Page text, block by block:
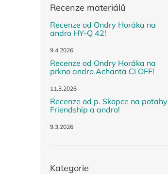
Recenze materiálů
Recenze od Ondry Horáka na
andro HY-Q 42!
9.4.2026
Recenze od Ondry Horáka na
prkno andro Achanta CI OFF!
11.3.2026
Recenze od p. Skopce na potahy
Friendship a andro!
9.3.2026
kategorie
Kategorie